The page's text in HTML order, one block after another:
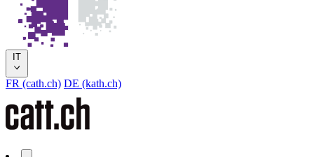
IT
FR (cath.ch) DE (kath.ch)